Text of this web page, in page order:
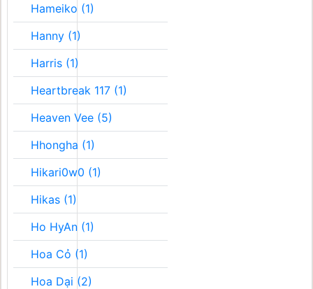
Hameiko (1)
Hanny (1)
Harris (1)
Heartbreak 117 (1)
Heaven Vee (5)
Hhongha (1)
Hikari0w0 (1)
Hikas (1)
Ho HyAn (1)
Hoa Cỏ (1)
Hoa Dại (2)